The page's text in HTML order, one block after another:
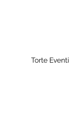
Torte Eventi